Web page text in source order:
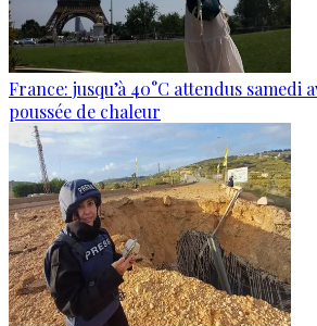
France: jusqu’à 40°C attendus samedi
poussée de chaleur